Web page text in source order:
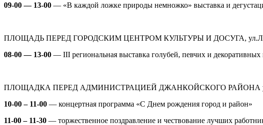
09-00 — 13-00 — «В каждой ложке природы немножко» выставка и
ПЛОЩАДЬ ПЕРЕД ГОРОДСКИМ ЦЕНТРОМ КУЛЬТУРЫ И ДОСУГА,
08-00 — 13-00 — III региональная выставка голубей, певчих и декоративных
ПЛОЩАДКА ПЕРЕД АДМИНИСТРАЦИЕЙ ДЖАНКОЙСКОГО РАЙОНА
10-00 – 11-00 — концертная программа «С Днем рождения город и район»
11-00 – 11-30 — торжественное поздравление и чествование лучших